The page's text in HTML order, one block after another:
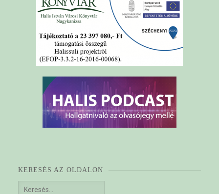
KERESÉS AZ OLDALON
Keresés: